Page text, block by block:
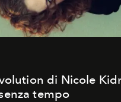
di Nicole
tempo